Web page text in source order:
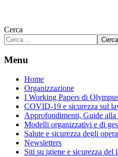
Cerca
Cerca
Menu
Home
Organizzazione
I Working Papers di
COVID-19 e sicurezza sul
Approfondimenti, Guide alla
Modelli organizzativi e di
Salute e sicurezza degli
Newsletters
Siti su igiene e sicurezza del